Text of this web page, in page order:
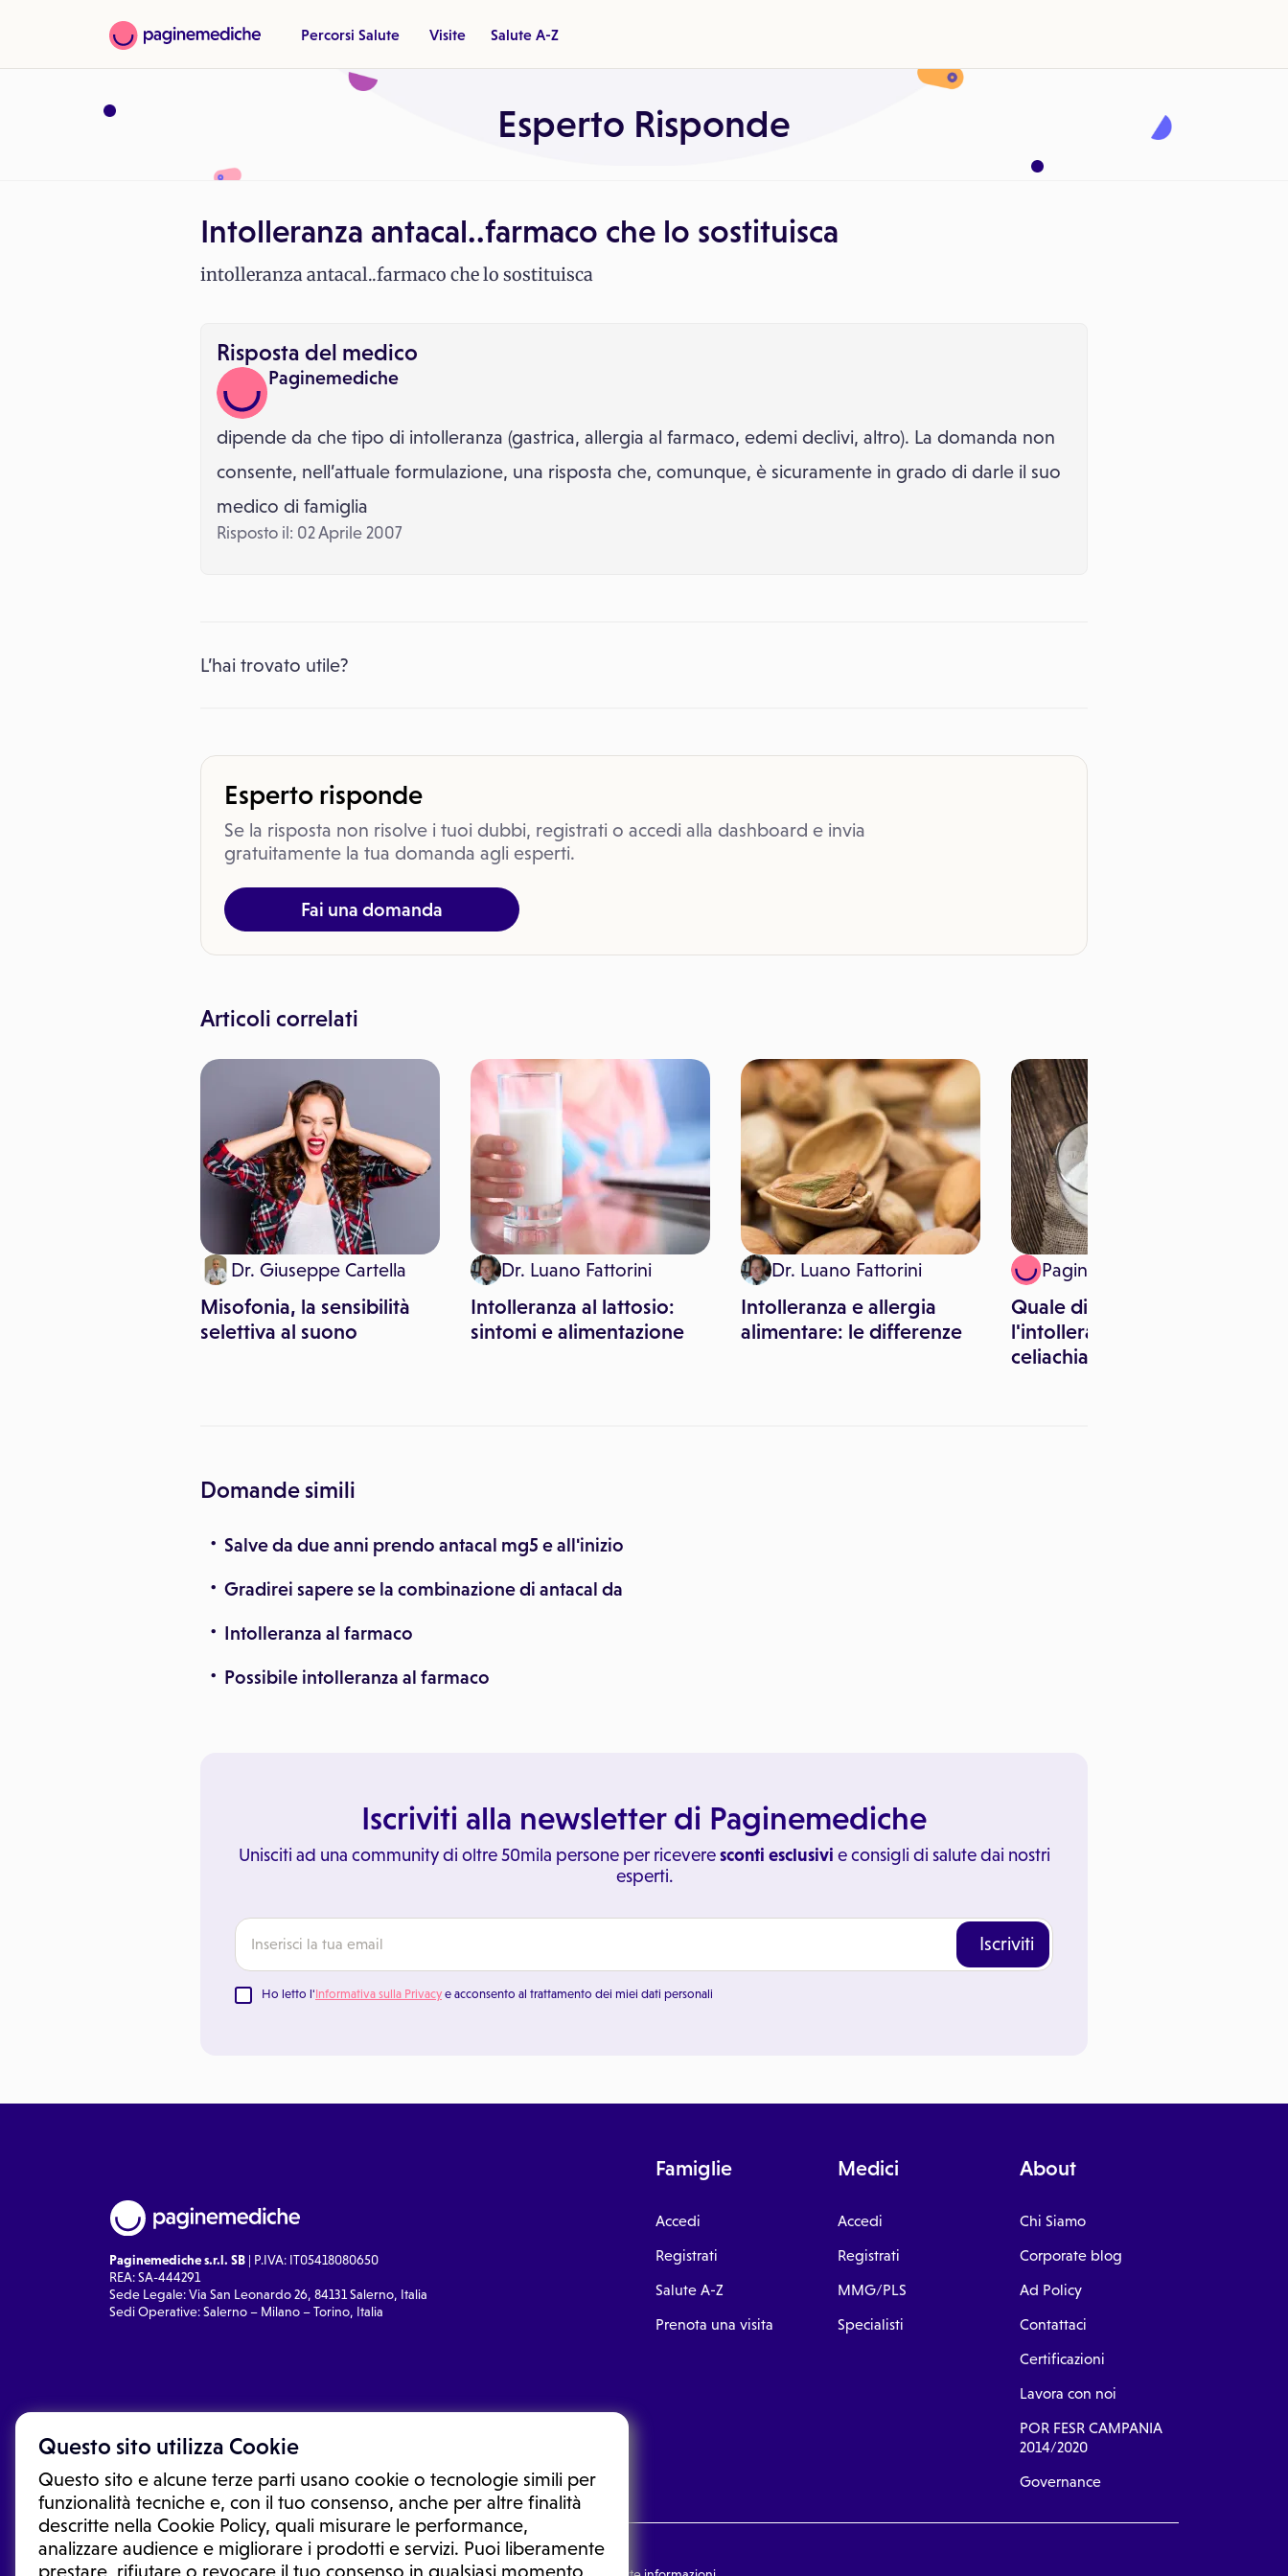
Questo sito utilizza Cookie
Questo sito e alcune terze parti usano cookie o tecnologie simili per
funzionalità tecniche e, con il tuo consenso, anche per altre finalità
descritte nella Cookie Policy, quali misurare le performance,
analizzare audience e migliorare i prodotti e servizi. Puoi liberamente
prestare, rifiutare o revocare il tuo consenso in qualsiasi momento,
Percorsi Salute Visite Salute A-Z
Esperto Risponde
Intolleranza antacal..farmaco che lo sostituisca
intolleranza antacal..farmaco che lo sostituisca
Risposta del medico
Paginemediche
dipende da che tipo di intolleranza (gastrica, allergia al farmaco, edemi declivi, altro). La domanda non
consente, nell’attuale formulazione, una risposta che, comunque, è sicuramente in grado di darle il suo
medico di famiglia
Risposto il: 02 Aprile 2007
L’hai trovato utile?
Esperto risponde
Se la risposta non risolve i tuoi dubbi, registrati o accedi alla dashboard e invia
gratuitamente la tua domanda agli esperti.
Fai una domanda
Articoli correlati
Dr. Giuseppe Cartella
Misofonia, la sensibilità
selettiva al suono
Dr. Luano Fattorini
Intolleranza al lattosio:
sintomi e alimentazione
Dr. Luano Fattorini
Intolleranza e allergia
alimentare: le differenze
Paginemediche
Quale dieta seguire per
l'intolleranza al lattosio e
celiachia?
Domande simili
Salve da due anni prendo antacal mg5 e all'inizio
Gradirei sapere se la combinazione di antacal da
Intolleranza al farmaco
Possibile intolleranza al farmaco
Iscriviti alla newsletter di Paginemediche
Unisciti ad una community di oltre 50mila persone per riceveresconti esclusivi e consigli di salute dai nostri
esperti.
Iscriviti
Ho letto l'Informativa sulla Privacy e acconsento al trattamento dei miei dati personali
Paginemediche s.r.l. SB | P.IVA: IT05418080650
REA: SA-444291
Sede Legale: Via San Leonardo 26, 84131 Salerno, Italia
Sedi Operative: Salerno – Milano – Torino, Italia
Famiglie
Accedi
Registrati
Salute A-Z
Prenota una visita
Medici
Accedi
Registrati
MMG/PLS
Specialisti
About
Chi Siamo
Corporate blog
Ad Policy
Contattaci
Certificazioni
Lavora con noi
POR FESR CAMPANIA
2014/2020
Governance